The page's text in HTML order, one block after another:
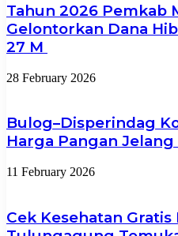
Tahun 2026 Pemkab
Gelontorkan Dana
27 M
28 February 2026
Bulog–Disperindag
Harga Pangan Jelang
11 February 2026
Cek Kesehatan Gratis